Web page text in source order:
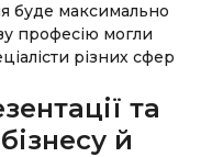
буде максимально
професію могли
різних сфер
та
й